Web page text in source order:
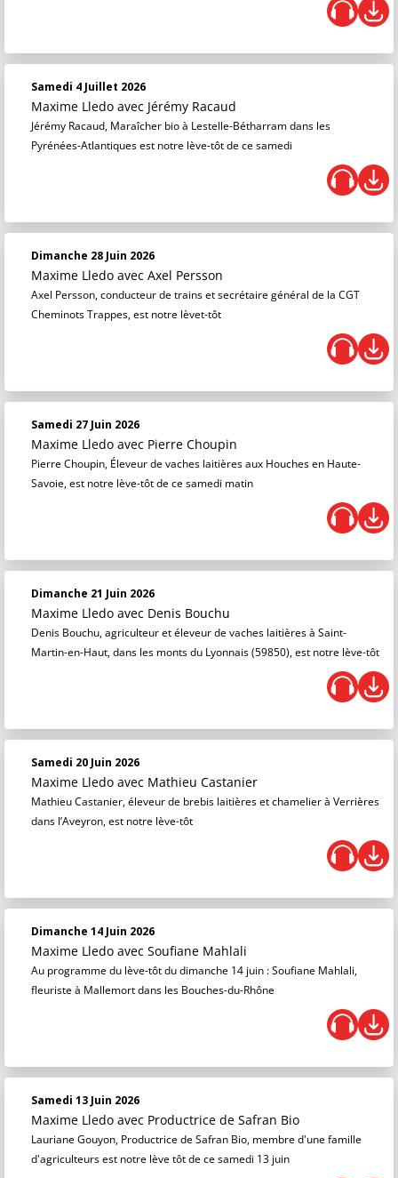
Samedi 4 Juillet 2026
Maxime Lledo avec Jérémy Racaud
Jérémy Racaud, Maraîcher bio à Lestelle-Bétharram dans les
Pyrénées-Atlantiques est notre lève-tôt de ce samedi
Dimanche 28 Juin 2026
Maxime Lledo avec Axel Persson
Axel Persson, conducteur de trains et secrétaire général de la CGT
Cheminots Trappes, est notre lèvet-tôt
Samedi 27 Juin 2026
Maxime Lledo avec Pierre Choupin
Pierre Choupin, Éleveur de vaches laitières aux Houches en Haute-
Savoie, est notre lève-tôt de ce samedi matin
Dimanche 21 Juin 2026
Maxime Lledo avec Denis Bouchu
Denis Bouchu, agriculteur et éleveur de vaches laitières à Saint-
Martin-en-Haut, dans les monts du Lyonnais (59850), est notre lève-tôt
Samedi 20 Juin 2026
Maxime Lledo avec Mathieu Castanier
Mathieu Castanier, éleveur de brebis laitières et chamelier à Verrières
dans l’Aveyron, est notre lève-tôt
Dimanche 14 Juin 2026
Maxime Lledo avec Soufiane Mahlali
Au programme du lève-tôt du dimanche 14 juin : Soufiane Mahlali,
fleuriste à Mallemort dans les Bouches-du-Rhône
Samedi 13 Juin 2026
Maxime Lledo avec Productrice de Safran Bio
Lauriane Gouyon, Productrice de Safran Bio, membre d'une famille
d'agriculteurs est notre lève tôt de ce samedi 13 juin